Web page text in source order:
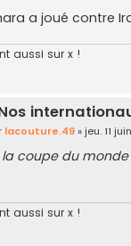
a joué contre
aussi sur x !
lacouture.49»jeu. 11
la coupe du
aussi sur x !